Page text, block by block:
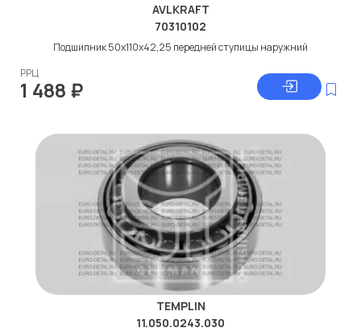
AVLKRAFT
70310102
Подшипник 50х110х42,25 передней ступицы наружний
РРЦ
1 488 ₽
TEMPLIN
11.050.0243.030